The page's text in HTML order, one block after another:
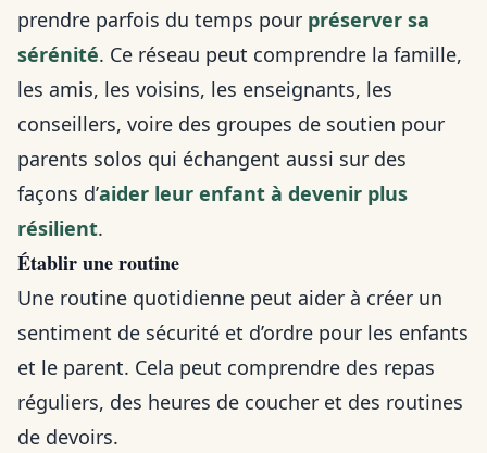
prendre parfois du temps pour préserver sa
sérénité. Ce réseau peut comprendre la famille,
les amis, les voisins, les enseignants, les
conseillers, voire des groupes de soutien pour
parents solos qui échangent aussi sur des
façons d’aider leur enfant à devenir plus
résilient.
Établir une routine
Une routine quotidienne peut aider à créer un
sentiment de sécurité et d’ordre pour les enfants
et le parent. Cela peut comprendre des repas
réguliers, des heures de coucher et des routines
de devoirs.